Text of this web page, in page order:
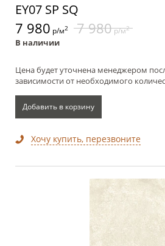
EY07 SP SQ
7 980 р/м2 7 980р/м2
В наличии
Цена будет уточнена менеджером
зависимости от необходимого
Добавить в корзину
Хочу купить, перезвоните